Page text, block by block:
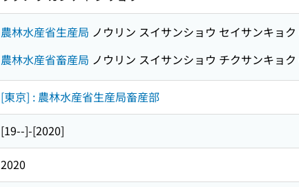
農林水産省生産局 ノウリン スイサンショウ セイサンキョク
農林水産省畜産局 ノウリン スイサンショウ チクサンキョク
[東京] : 農林水産省生産局畜産部
[19--]-[2020]
2020